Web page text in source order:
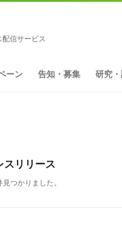
配信サービス
ーン 告知・募集 研究
スリリース
つかりました。